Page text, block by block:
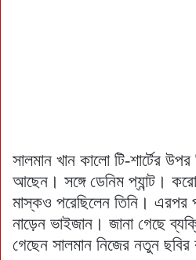
সালমান খান কালো টি-শার্টের
আছেন। সঙ্গে ডেনিম প্যান্ট।
মাস্কও পরেছিলেন তিনি। এরপর
নাড়েন ভাইজান। জানা গেছে
গেছেন সালমান নিজের নতুন